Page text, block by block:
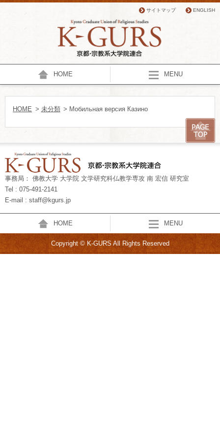
サイトマップ ENGLISH
HOME MENU
HOME > 未分類 > Мобильная версия Казино
事務局： 佛教大学 大学院 文学研究科仏教学専攻 南 宏信 研究室
Tel : 075-491-2141
E-mail : staff@kgurs.jp
HOME MENU
Copyright © K-GURS All Rights Reserved